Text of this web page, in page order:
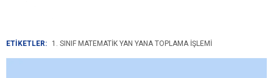
ETİKETLER: 1. SINIF MATEMATIK YAN YANA TOPLAMA İŞLEMI